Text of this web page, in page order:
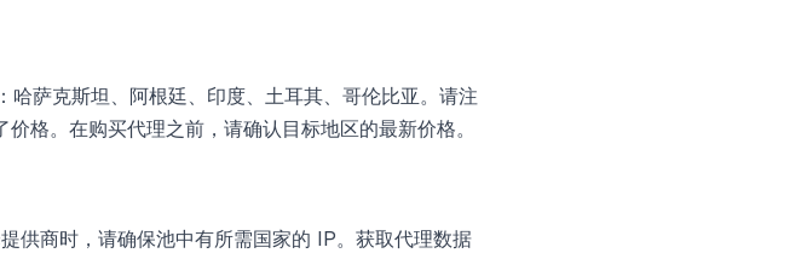
萨克斯坦、阿根廷、印度、土耳其、哥伦比亚。请注
格。在购买代理之前，请确认目标地区的最新价格。
供商时，请确保池中有所需国家的 IP。获取代理数据